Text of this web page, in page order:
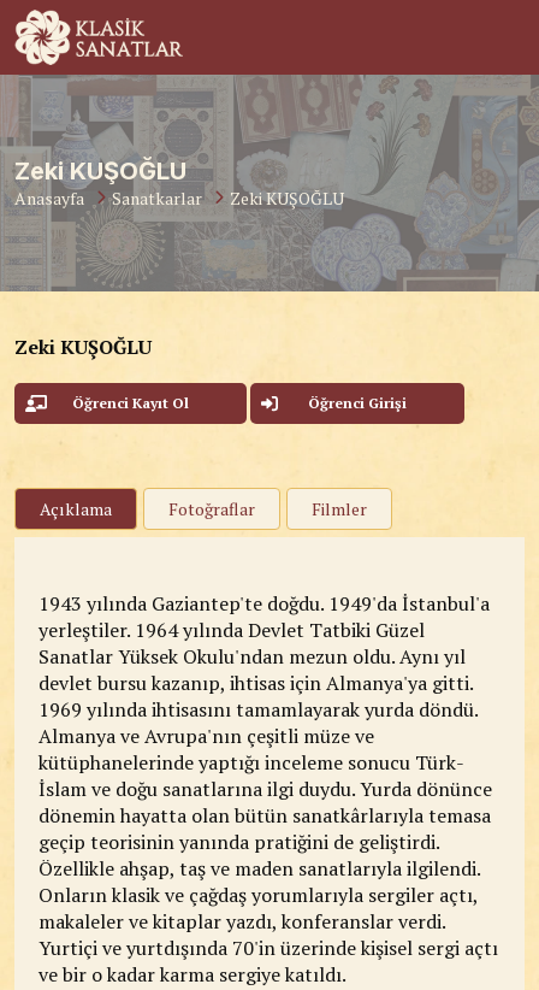
Zeki KUŞOĞLU
Anasayfa Sanatkarlar Zeki KUŞOĞLU
Zeki KUŞOĞLU
Öğrenci Kayıt Ol Öğrenci Girişi
Açıklama Fotoğraflar Filmler
1943 yılında Gaziantep'te doğdu. 1949'da İstanbul'a
yerleştiler. 1964 yılında Devlet Tatbiki Güzel
Sanatlar Yüksek Okulu'ndan mezun oldu. Aynı yıl
devlet bursu kazanıp, ihtisas için Almanya'ya gitti.
1969 yılında ihtisasını tamamlayarak yurda döndü.
Almanya ve Avrupa'nın çeşitli müze ve
kütüphanelerinde yaptığı inceleme sonucu Türk-
İslam ve doğu sanatlarına ilgi duydu. Yurda dönünce
dönemin hayatta olan bütün sanatkârlarıyla temasa
geçip teorisinin yanında pratiğini de geliştirdi.
Özellikle ahşap, taş ve maden sanatlarıyla ilgilendi.
Onların klasik ve çağdaş yorumlarıyla sergiler açtı,
makaleler ve kitaplar yazdı, konferanslar verdi.
Yurtiçi ve yurtdışında 70'in üzerinde kişisel sergi açtı
ve bir o kadar karma sergiye katıldı.